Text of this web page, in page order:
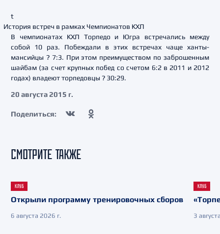
t
История встреч в рамках Чемпионатов КХЛ
В чемпионатах КХЛ Торпедо и Югра встречались между
собой 10 раз. Побеждали в этих встречах чаще ханты-
мансийцы ? 7:3. При этом преимуществом по заброшенным
шайбам (за счет крупных побед со счетом 6:2 в 2011 и 2012
годах) владеют торпедовцы ? 30:29.
20 августа 2015 г.
Поделиться:
СМОТРИТЕ ТАКЖЕ
КЛУБ
Открыли программу тренировочных сборов
6 августа 2026 г.
КЛУБ
3